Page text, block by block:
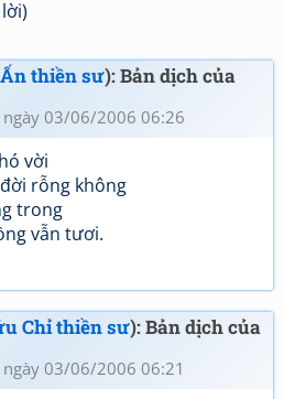
thiền sư): Bản dịch của
ngày 03/06/2006 06:26
vời
rỗng không
trong
vẫn tươi.
Chỉ thiền sư): Bản dịch của
ngày 03/06/2006 06:21